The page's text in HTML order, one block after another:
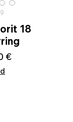
18
€Sale-